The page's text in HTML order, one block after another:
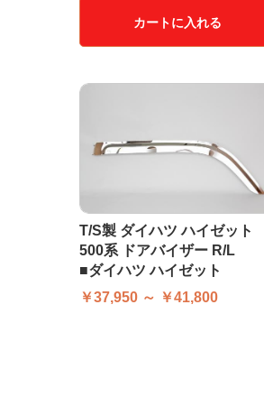
カートに入れる
T/S製 ダイハツ ハイゼット
500系 ドアバイザー R/L
■ダイハツ ハイゼット
￥37,950 ～ ￥41,800